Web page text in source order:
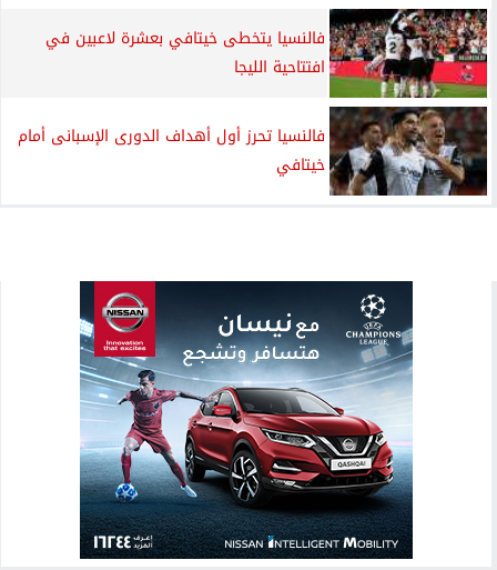
فالنسيا يتخطى خيتافي بعشرة لاعبين في
افتتاحية الليجا
فالنسيا تحرز أول أهداف الدورى الإسبانى أمام
خيتافي